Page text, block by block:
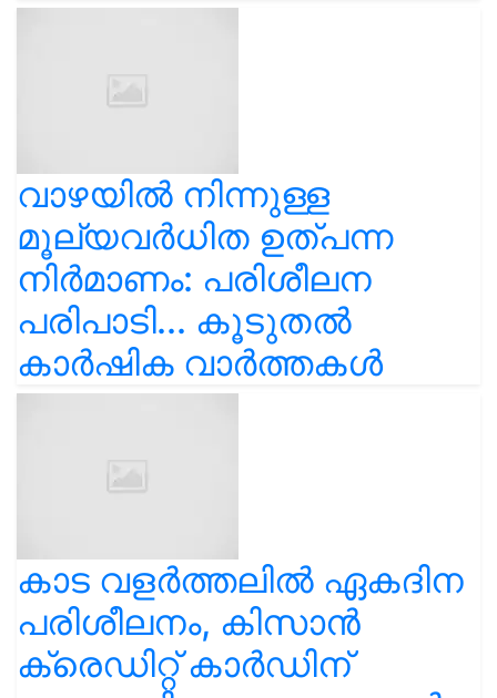
വാഴയിൽ നിന്നുള്ള
മൂല്യവർധിത ഉത്പന്ന
നിർമാണം: പരിശീലന
പരിപാടി... കൂടുതൽ
കാർഷിക വാർത്തകൾ
കാട വളര്‍ത്തലിൽ ഏകദിന
പരിശീലനം, കിസാൻ
ക്രെഡിറ്റ് കാർഡിന്